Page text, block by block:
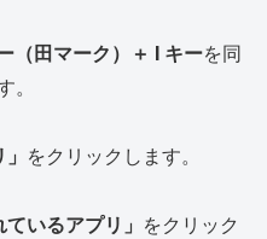
（田マーク）＋ I キーを同
をクリックします。
いるアプリ」 をクリック